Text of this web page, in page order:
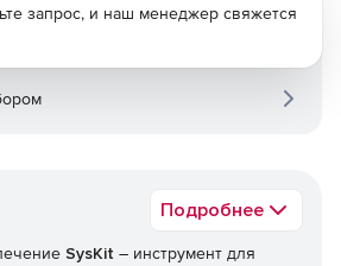
Подробнее
SysKit – инструмент для
запрос, и наш менеджер свяжется